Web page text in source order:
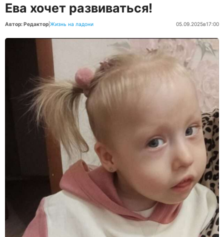
Ева хочет развиваться!
Автор: Редактор Жизнь на ладони 05.09.2025в17:00